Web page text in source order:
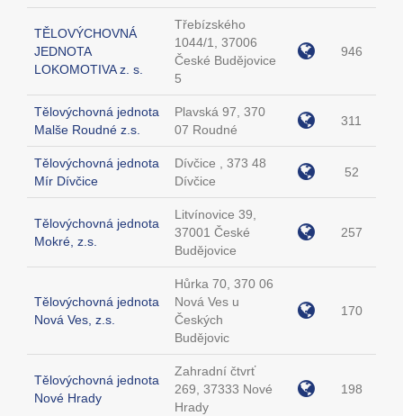
TĚLOVÝCHOVNÁ
JEDNOTA
LOKOMOTIVA z. s.
Třebízského
1044/1, 37006
České Budějovice
5
946
Tělovýchovná jednota
Malše Roudné z.s.
Plavská 97, 370
07 Roudné
311
Tělovýchovná jednota
Mír Dívčice
Dívčice , 373 48
Dívčice
52
Tělovýchovná jednota
Mokré, z.s.
Litvínovice 39,
37001 České
Budějovice
257
Tělovýchovná jednota
Nová Ves, z.s.
Hůrka 70, 370 06
Nová Ves u
Českých
Budějovic
170
Tělovýchovná jednota
Nové Hrady
Zahradní čtvrť
269, 37333 Nové
Hrady
198